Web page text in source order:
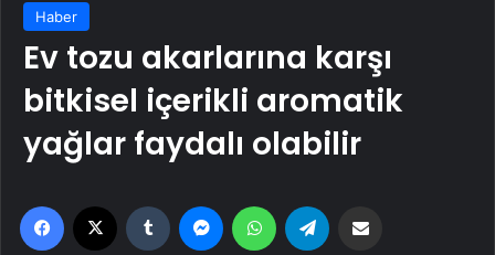
Haber
Ev tozu akarlarına karşı
bitkisel içerikli aromatik
yağlar faydalı olabilir
Facebook Tumblr MessengerWhatsApp